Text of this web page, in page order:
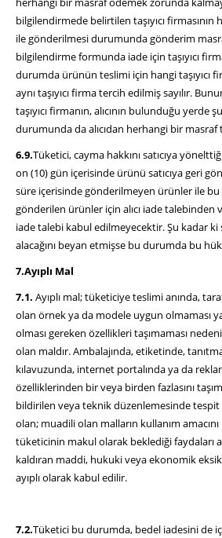
bilgilendirmede belirtilen taşıyıcı
ile gönderilmesi durumunda gönderim
bilgilendirme formunda iade için taşıyıcı
durumda ürünün teslimi için hangi taşıyıcı
aynı taşıyıcı firma tercih edilmiş sayılır.
taşıyıcı firmanın, alıcının bulunduğu yerde
durumunda da alıcıdan herhangi bir masraf
6.9.Tüketici, cayma hakkını satıcıya
on (10) gün içerisinde ürünü satıcıya geri
süre içerisinde gönderilmeyen ürünler ile
gönderilen ürünler için alıcı iade talebinden
iade talebi kabul edilmeyecektir. Şu kadar ki
alacağını beyan etmişse bu durumda bu
7.Ayıplı Mal
7.1. Ayıplı mal; tüketiciye teslimi anında,
olan örnek ya da modele uygun olmaması
olması gereken özellikleri taşımaması
olan maldır. Ambalajında, etiketinde,
kılavuzunda, internet portalında ya da
özelliklerinden bir veya birden fazlasını
bildirilen veya teknik düzenlemesinde tespit
olan; muadili olan malların kullanım
tüketicinin makul olarak beklediği faydaları
kaldıran maddi, hukuki veya ekonomik
ayıplı olarak kabul edilir.
7.2.Tüketici bu durumda, bedel iadesini de